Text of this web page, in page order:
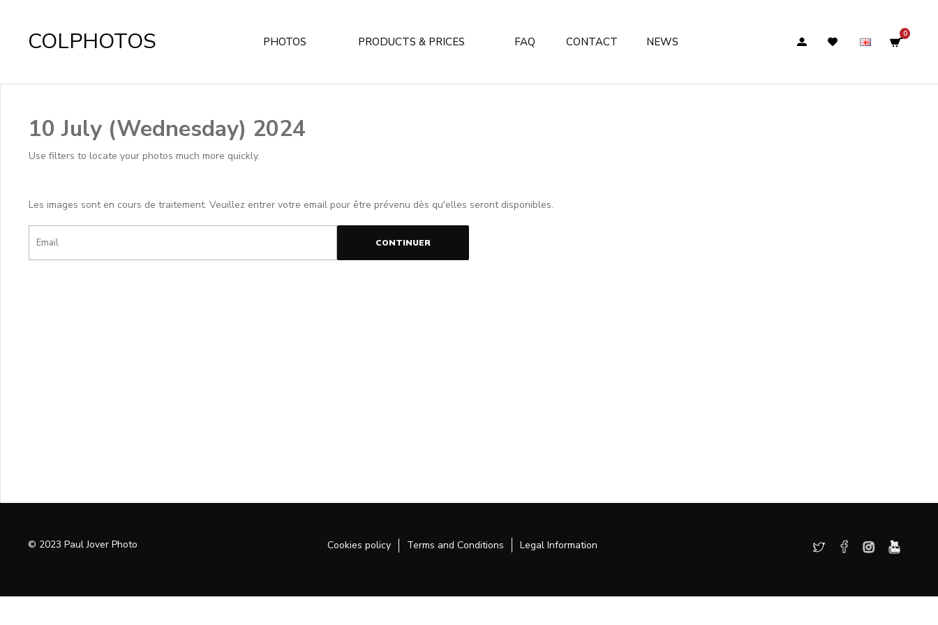
COLPHOTOS 0
PHOTOS PRODUCTS & PRICES FAQ CONTACT NEWS
10 July (Wednesday) 2024
Use filters to locate your photos much more quickly.
Les images sont en cours de traitement. Veuillez entrer votre email pour être prévenu dès qu'elles seront disponibles.
CONTINUER
© 2023 Paul Jover Photo Cookies policy Terms and Conditions Legal Information